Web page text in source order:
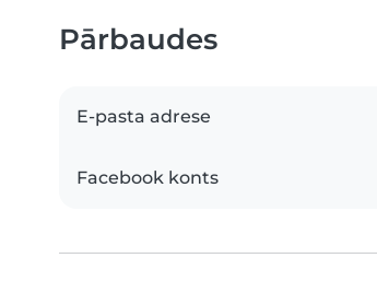
Pārbaudes
E-pasta adrese
Facebook konts